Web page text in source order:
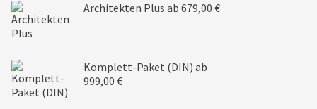
Architekten Plus ab 679,00 €
Komplett-Paket (DIN) ab
999,00 €